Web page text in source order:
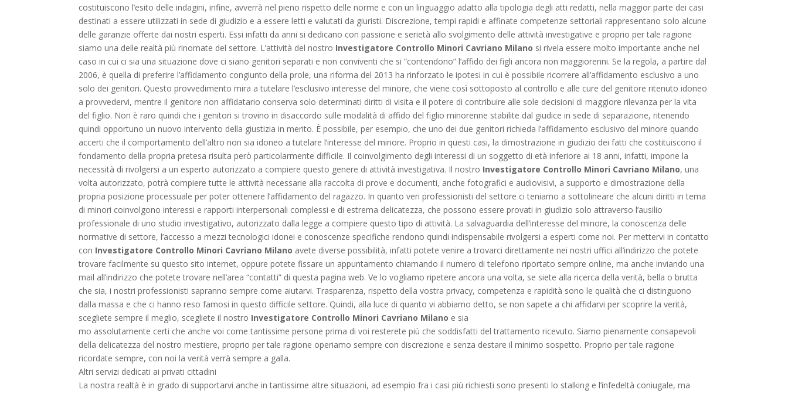
costituiscono l’esito delle indagini, infine, avverrà nel pieno rispetto delle norme e con un linguaggio adatto alla tipologia degli atti redatti, nella maggior parte dei casi
destinati a essere utilizzati in sede di giudizio e a essere letti e valutati da giuristi. Discrezione, tempi rapidi e affinate competenze settoriali rappresentano solo alcune
delle garanzie offerte dai nostri esperti. Essi infatti da anni si dedicano con passione e serietà allo svolgimento delle attività investigative e proprio per tale ragione
siamo una delle realtà più rinomate del settore. L’attività del nostro Investigatore Controllo Minori Cavriano Milano si rivela essere molto importante anche nel
caso in cui ci sia una situazione dove ci siano genitori separati e non conviventi che si “contendono” l’affido dei figli ancora non maggiorenni. Se la regola, a partire dal
2006, è quella di preferire l’affidamento congiunto della prole, una riforma del 2013 ha rinforzato le ipotesi in cui è possibile ricorrere all’affidamento esclusivo a uno
solo dei genitori. Questo provvedimento mira a tutelare l’esclusivo interesse del minore, che viene così sottoposto al controllo e alle cure del genitore ritenuto idoneo
a provvedervi, mentre il genitore non affidatario conserva solo determinati diritti di visita e il potere di contribuire alle sole decisioni di maggiore rilevanza per la vita
del figlio. Non è raro quindi che i genitori si trovino in disaccordo sulle modalità di affido del figlio minorenne stabilite dal giudice in sede di separazione, ritenendo
quindi opportuno un nuovo intervento della giustizia in merito. È possibile, per esempio, che uno dei due genitori richieda l’affidamento esclusivo del minore quando
accerti che il comportamento dell’altro non sia idoneo a tutelare l’interesse del minore. Proprio in questi casi, la dimostrazione in giudizio dei fatti che costituiscono il
fondamento della propria pretesa risulta però particolarmente difficile. Il coinvolgimento degli interessi di un soggetto di età inferiore ai 18 anni, infatti, impone la
necessità di rivolgersi a un esperto autorizzato a compiere questo genere di attività investigativa. Il nostro Investigatore Controllo Minori Cavriano Milano, una
volta autorizzato, potrà compiere tutte le attività necessarie alla raccolta di prove e documenti, anche fotografici e audiovisivi, a supporto e dimostrazione della
propria posizione processuale per poter ottenere l’affidamento del ragazzo. In quanto veri professionisti del settore ci teniamo a sottolineare che alcuni diritti in tema
di minori coinvolgono interessi e rapporti interpersonali complessi e di estrema delicatezza, che possono essere provati in giudizio solo attraverso l’ausilio
professionale di uno studio investigativo, autorizzato dalla legge a compiere questo tipo di attività. La salvaguardia dell’interesse del minore, la conoscenza delle
normative di settore, l’accesso a mezzi tecnologici idonei e conoscenze specifiche rendono quindi indispensabile rivolgersi a esperti come noi. Per mettervi in contatto
con Investigatore Controllo Minori Cavriano Milano avete diverse possibilità, infatti potete venire a trovarci direttamente nei nostri uffici all’indirizzo che potete
trovare facilmente su questo sito internet, oppure potete fissare un appuntamento chiamando il numero di telefono riportato sempre online, ma anche inviando una
mail all’indirizzo che potete trovare nell’area “contatti” di questa pagina web. Ve lo vogliamo ripetere ancora una volta, se siete alla ricerca della verità, bella o brutta
che sia, i nostri professionisti sapranno sempre come aiutarvi. Trasparenza, rispetto della vostra privacy, competenza e rapidità sono le qualità che ci distinguono
dalla massa e che ci hanno reso famosi in questo difficile settore. Quindi, alla luce di quanto vi abbiamo detto, se non sapete a chi affidarvi per scoprire la verità,
scegliete sempre il meglio, scegliete il nostro Investigatore Controllo Minori Cavriano Milano e sia
mo assolutamente certi che anche voi come tantissime persone prima di voi resterete più che soddisfatti del trattamento ricevuto. Siamo pienamente consapevoli
della delicatezza del nostro mestiere, proprio per tale ragione operiamo sempre con discrezione e senza destare il minimo sospetto. Proprio per tale ragione
ricordate sempre, con noi la verità verrà sempre a galla.
Altri servizi dedicati ai privati cittadini
La nostra realtà è in grado di supportarvi anche in tantissime altre situazioni, ad esempio fra i casi più richiesti sono presenti lo stalking e l’infedeltà coniugale, ma